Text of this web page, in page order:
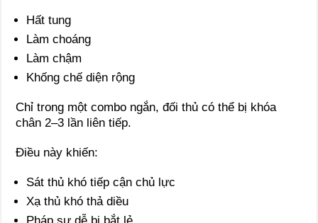
Hất tung
Làm choáng
Làm chậm
Khống chế diện rộng
Chỉ trong một combo ngắn, đối thủ có thể bị khóa
chân 2–3 lần liên tiếp.
Điều này khiến:
Sát thủ khó tiếp cận chủ lực
Xạ thủ khó thả diều